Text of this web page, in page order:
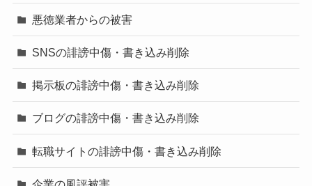
悪徳業者からの被害
SNSの誹謗中傷・書き込み削除
掲示板の誹謗中傷・書き込み削除
ブログの誹謗中傷・書き込み削除
転職サイトの誹謗中傷・書き込み削除